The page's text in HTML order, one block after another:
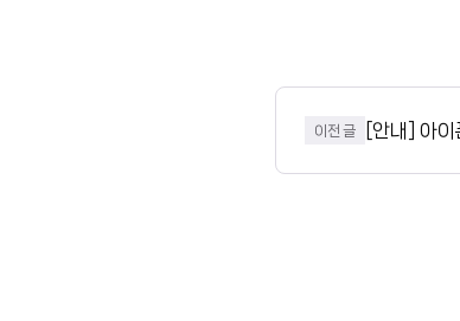
이전 글 [안내] 아이